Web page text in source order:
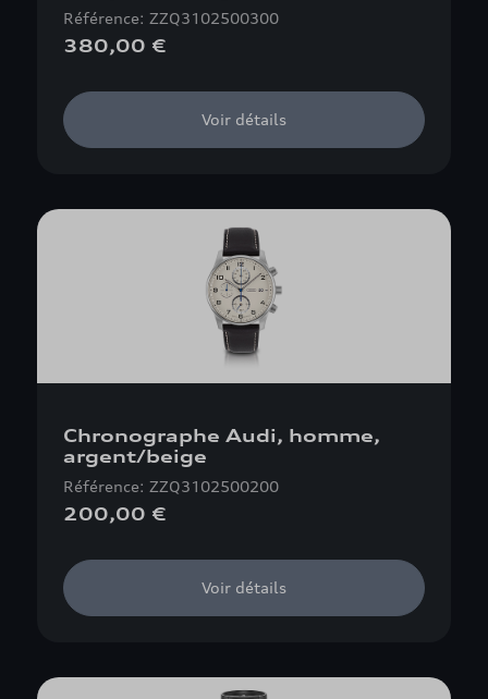
Référence: ZZQ3102500300
380,00 €
Voir détails
Chronographe Audi, homme,
argent/beige
Référence: ZZQ3102500200
200,00 €
Voir détails